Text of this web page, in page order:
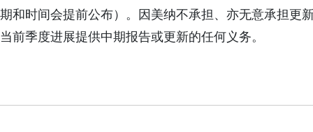
期和时间会提前公布）。因美纳不承担、亦无意承担更
当前季度进展提供中期报告或更新的任何义务。